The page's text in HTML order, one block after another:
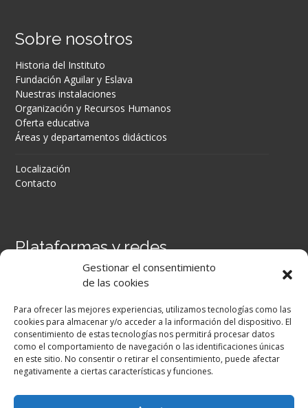
Gestionar el consentimiento
de las cookies
Para ofrecer las mejores experiencias, utilizamos tecnologías como las
cookies para almacenar y/o acceder a la información del dispositivo. El
consentimiento de estas tecnologías nos permitirá procesar datos
como el comportamiento de navegación o las identificaciones únicas
en este sitio. No consentir o retirar el consentimiento, puede afectar
negativamente a ciertas características y funciones.
Sobre nosotros
Historia del Instituto
Fundación Aguilar y Eslava
Nuestras instalaciones
Organización y Recursos Humanos
Oferta educativa
Áreas y departamentos didácticos
Localización
Contacto
Plataformas y redes
Secretaría Virtual
Facebook